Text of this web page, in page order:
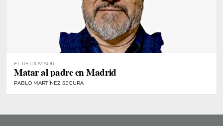
EL RETROVISOR
Matar al padre en Madrid
PABLO MARTÍNEZ SEGURA